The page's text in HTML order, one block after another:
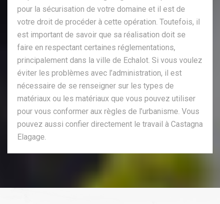
pour la sécurisation de votre domaine et il est de
votre droit de procéder à cette opération. Toutefois, il
est important de savoir que sa réalisation doit se
faire en respectant certaines réglementations,
principalement dans la ville de Echalot. Si vous voulez
éviter les problèmes avec l’administration, il est
nécessaire de se renseigner sur les types de
matériaux ou les matériaux que vous pouvez utiliser
pour vous conformer aux règles de l’urbanisme. Vous
pouvez aussi confier directement le travail à Castagna
Elagage.